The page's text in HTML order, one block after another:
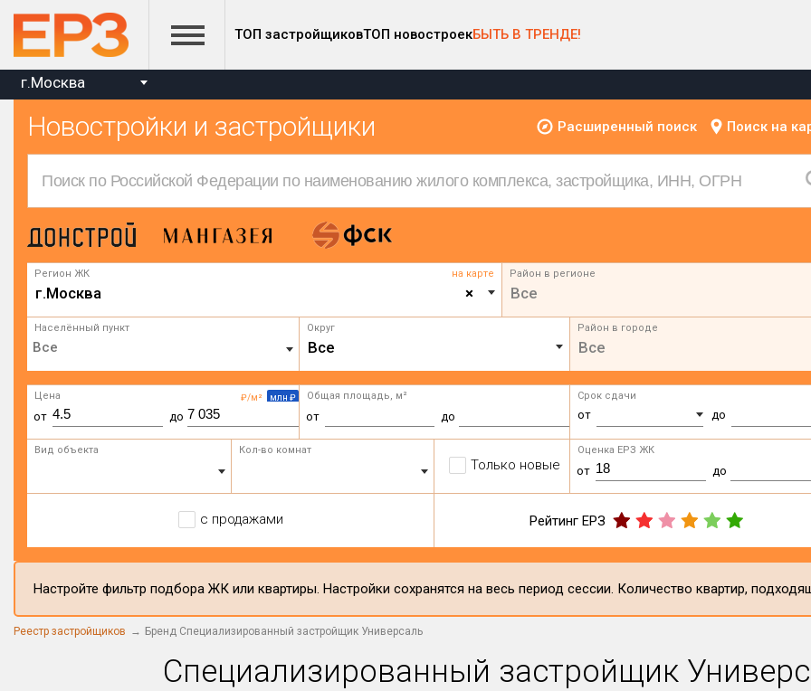
ТОП застройщиковТОП новостроекБЫТЬ В ТРЕНДЕ!
г.Москва
Новостройки и застройщики Расширенный поиск Поиск на
Регион ЖК на карте
×
г.Москва
Район в регионе
Все
Населённый пункт Округ
Все
Район в городе
Все
₽/м² млн ₽
Цена
от до
Общая площадь, м²
от до
Срок сдачи
от до
Вид объекта Кол-во комнат
Только новые
Оценка ЕРЗ ЖК
от до
с продажами Рейтинг ЕРЗ
Настройте фильтр подбора ЖК или квартиры. Настройки сохранятся на весь период сессии. Количество квартир,
Реестр застройщиков Бренд Специализированный застройщик Универсаль
Специализированный застройщик